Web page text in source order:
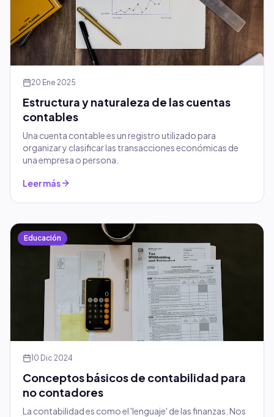
20 Ene 2025
Estructura y naturaleza de las cuentas
contables
Una cuenta contable es un registro utilizado para
organizar y clasificar las transacciones económicas de
una empresa o persona.
Leer más
Educación
10 Dic 2024
Conceptos básicos de contabilidad para
no contadores
La contabilidad es como el 'lenguaje' de las finanzas. Nos